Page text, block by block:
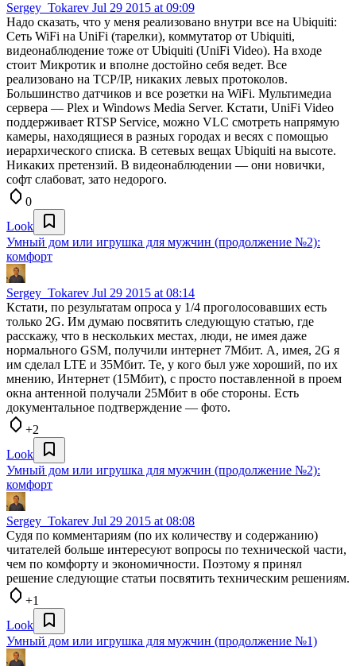
Sergey_Tokarev Jul 29 2015 at 09:09
Надо сказать, что у меня реализовано внутри все на Ubiquiti:
Сеть WiFi на UniFi (тарелки), коммутатор от Ubiquiti,
видеонаблюдение тоже от Ubiquiti (UniFi Video). На входе
стоит Микротик и вполне достойно себя ведет. Все
реализовано на TCP/IP, никаких левых протоколов.
Большинство датчиков и все розетки на WiFi. Мультимедиа
сервера — Plex и Windows Media Server. Кстати, UniFi Video
поддерживает RTSP Service, можно VLC смотреть напрямую
камеры, находящиеся в разных городах и весях с помощью
иерархического списка. В сетевых вещах Ubiquiti на высоте.
Никаких претензий. В видеонаблюдении — они новички,
софт слабоват, зато недорого.
0
Look
Умный дом или игрушка для мужчин (продолжение №2):
комфорт
Sergey_Tokarev Jul 29 2015 at 08:14
Кстати, по результатам опроса у 1/4 проголосовавших есть
только 2G. Им думаю посвятить следующую статью, где
расскажу, что в нескольких местах, люди, не имея даже
нормального GSM, получили интернет 7Мбит. А, имея, 2G я
им сделал LTE и 35Мбит. Те, у кого был уже хороший, по их
мнению, Интернет (15Мбит), с просто поставленной в проем
окна антенной получали 25Мбит в обе стороны. Есть
документальное подтверждение — фото.
+2
Look
Умный дом или игрушка для мужчин (продолжение №2):
комфорт
Sergey_Tokarev Jul 29 2015 at 08:08
Судя по комментариям (по их количеству и содержанию)
читателей больше интересуют вопросы по технической части,
чем по комфорту и экономичности. Поэтому я принял
решение следующие статьи посвятить техническим решениям.
+1
Look
Умный дом или игрушка для мужчин (продолжение №1)